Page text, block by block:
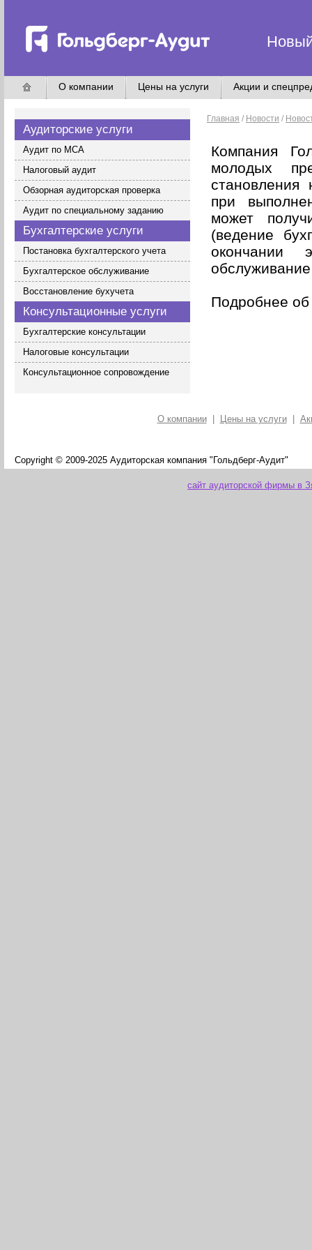
О компании Цены на услуги Акции и
Аудиторские услуги
Аудит по МСА
Налоговый аудит
Обзорная аудиторская проверка
Аудит по специальному заданию
Бухгалтерские услуги
Постановка бухгалтерского учета
Бухгалтерское обслуживание
Восстановление бухучета
Консультационные услуги
Бухгалтерские консультации
Налоговые консультации
Консультационное сопровождение
Главная / Новости /
Компания
молодых
при
может
(ведение
окончании
Подробнее
О компании Цены на услуги
Copyright © 2009-2025 Аудиторская компания "Гольдберг-Аудит"
сайт аудиторской фирмы в